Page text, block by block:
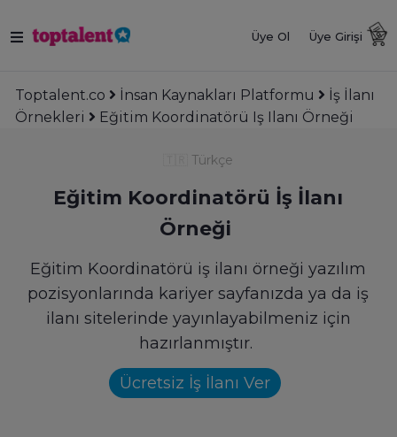
Üye Ol Üye Girişi
Toptalent.co İnsan Kaynakları Platformu
İş İlanı
Örnekleri
Eğitim Koordinatörü Iş Ilanı Örneği
Türkçe
Eğitim Koordinatörü İş İlanı
Örneği
Eğitim Koordinatörü iş ilanı örneği yazılım
pozisyonlarında kariyer sayfanızda ya da iş
ilanı sitelerinde yayınlayabilmeniz için
hazırlanmıştır.
Ücretsiz İş İlanı Ver